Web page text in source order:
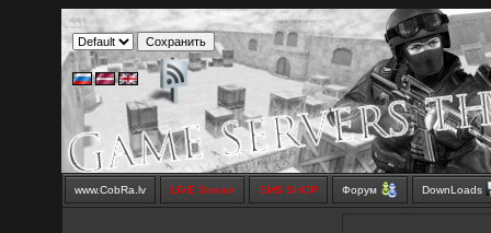
www.CobRa.lv LIVE Stream SMS SHOP Форум DownLoads